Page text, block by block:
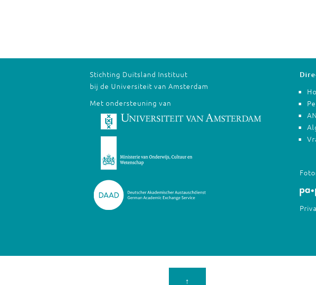
Stichting Duitsland Instituut
bij de Universiteit van Amsterdam
Met ondersteuning van
↑